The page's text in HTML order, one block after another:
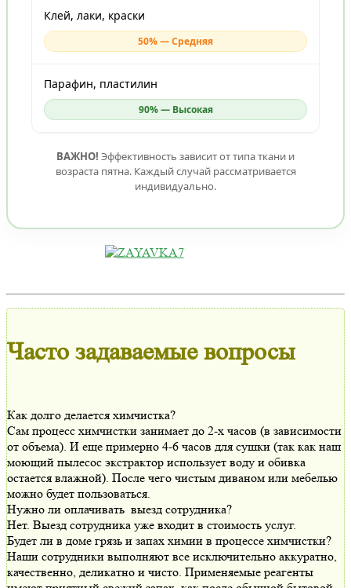
Клей, лаки, краски
50% — Средняя
Парафин, пластилин
90% — Высокая
ВАЖНО! Эффективность зависит от типа ткани и
возраста пятна. Каждый случай рассматривается
индивидуально.
Часто задаваемые вопросы
Как долго делается химчистка?
Сам процесс химчистки занимает до 2-х часов (в зависимости
от объема). И еще примерно 4-6 часов для сушки (так как наш
моющий пылесос экстрактор использует воду и обивка
остается влажной). После чего чистым диваном или мебелью
можно будет пользоваться.
Нужно ли оплачивать выезд сотрудника?
Нет. Выезд сотрудника уже входит в стоимость услуг.
Будет ли в доме грязь и запах химии в процессе химчистки?
Наши сотрудники выполняют все исключительно аккуратно,
качественно, деликатно и чисто. Применяемые реагенты